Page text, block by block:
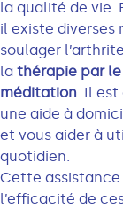
la qualité de vie.
il existe
soulager
la thérapie par le
méditation. Il est
une aide à
et vous aider à
quotidien.
Cette assistance
l’efficacité de